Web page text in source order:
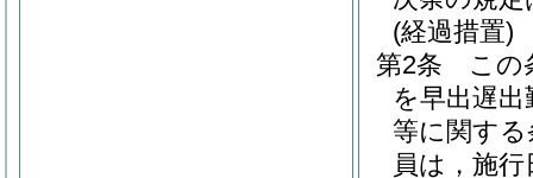
(経過措置)
第2条
この
を早出遅
等に関す
員は，施